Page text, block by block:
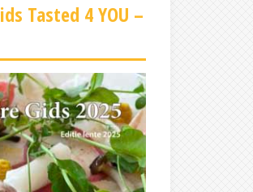
Tasted 4 YOU –